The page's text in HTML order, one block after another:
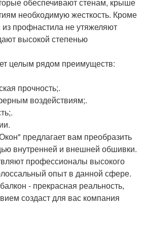
необходимую жесткость. Кроме
из профнастила не утяжеляют
высокой степенью
целым рядом преимуществ:
прочность;.
воздействиям;.
предлагает вам преобразить
внутренней и внешней обшивки.
профессионалы высокого
опыт в данной сфере.
- прекрасная реальность,
создаст для вас компания